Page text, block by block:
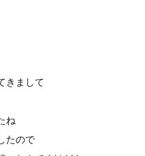
きまして
ね
たので